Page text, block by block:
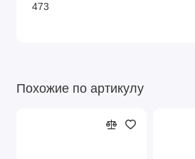
473
Похожие по артикулу